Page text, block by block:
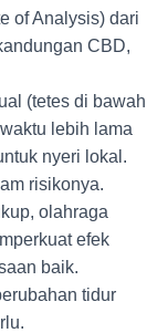
of Analysis) dari
CBD,
(tetes di bawah
lebih lama
nyeri lokal.
risikonya.
olahraga
efek
baik.
tidur